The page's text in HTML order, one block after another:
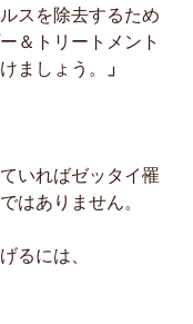
スを除去するため
＆トリートメント
ましょう。
」
いればゼッタイ罹
はありません。
るには、